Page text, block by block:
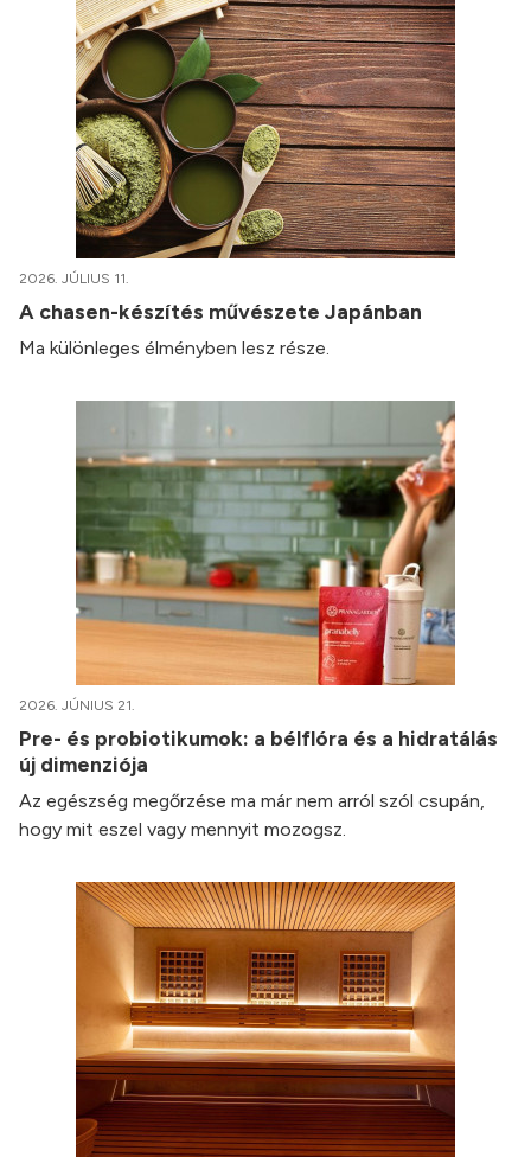
2026. JÚLIUS 11.
A chasen-készítés művészete Japánban
Ma különleges élményben lesz része.
2026. JÚNIUS 21.
Pre- és probiotikumok: a bélflóra és a hidratálás
új dimenziója
Az egészség megőrzése ma már nem arról szól csupán,
hogy mit eszel vagy mennyit mozogsz.